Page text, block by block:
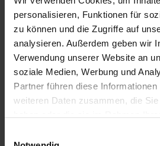
personalisieren, Funktionen für
zu können und die Zugriffe auf
analysieren. Außerdem geben wir
Verwendung unserer Website an
soziale Medien, Werbung und
Partner führen diese
weiteren Daten zusammen, die
unserer Datenschutzerklärung.
Lifting points